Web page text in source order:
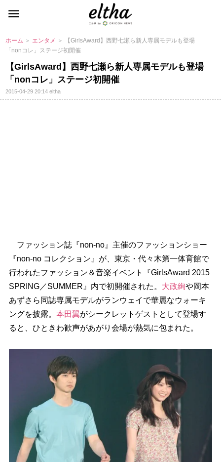
ホーム ＞ エンタメ ＞ 【GirlsAward】西野七瀬ら新人専属モデルも登場
「nonコレ」ステージ初開催
【GirlsAward】西野七瀬ら新人専属モデルも登場
「nonコレ」ステージ初開催
2015-04-29 20:14eltha
ファッション誌『non-no』主催のファッションショー
『non-no コレクション』が、東京・代々木第一体育館で
行われたファッション＆音楽イベント『GirlsAward 2015
SPRING／SUMMER』内で初開催された。 大政絢岡本
あずさら同誌専属モデルがランウェイで華麗なウォーキ
ングを披露。 本田翼がシークレットゲストとして登場す
ると、ひときわ歓声があがり会場が熱気に包まれた。